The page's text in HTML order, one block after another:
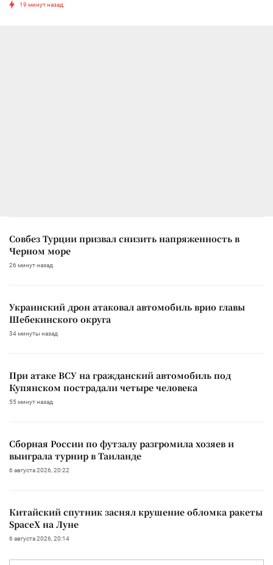
19 минут назад
Совбез Турции призвал снизить напряженность в
Черном море
26 минут назад
Украинский дрон атаковал автомобиль врио главы
Шебекинского округа
34 минуты назад
При атаке ВСУ на гражданский автомобиль под
Купянском пострадали четыре человека
55 минут назад
Сборная России по футзалу разгромила хозяев и
выиграла турнир в Таиланде
6 августа 2026, 20:22
Китайский спутник заснял крушение обломка ракеты
SpaceX на Луне
6 августа 2026, 20:14